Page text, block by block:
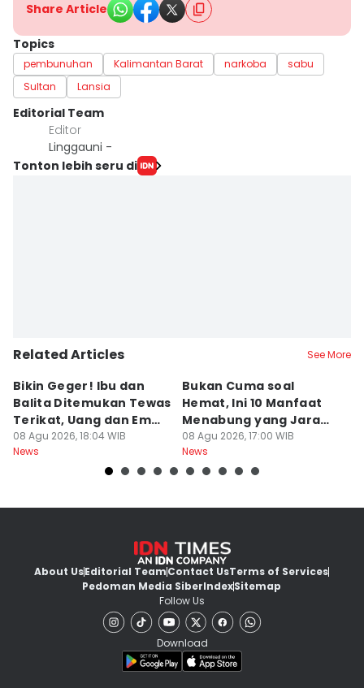
Share Article
Topics
pembunuhan Kalimantan Barat narkoba
sabu
Sultan
Lansia
Editorial Team
Editor
Linggauni -
Tonton lebih seru di
Related Articles See More
Bikin Geger! Ibu dan
Balita Ditemukan Tewas
Terikat, Uang dan Emas
Hilang
08 Agu 2026, 18:04 WIB
News
Bukan Cuma soal
Hemat, Ini 10 Manfaat
Menabung yang Jarang
Disadari
08 Agu 2026, 17:00 WIB
News
About UsEditorial TeamContact UsTerms of Services
Pedoman Media SiberIndexSitemap
Follow Us
Download